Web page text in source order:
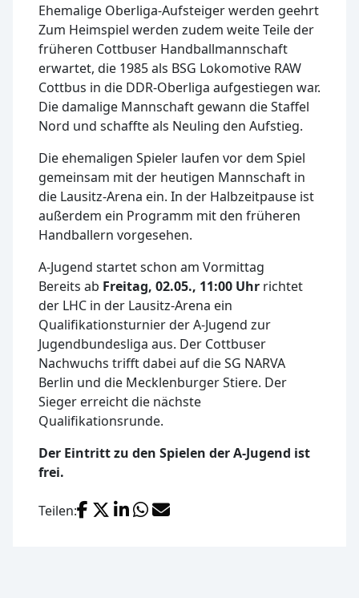
Ehemalige Oberliga-Aufsteiger werden geehrt
Zum Heimspiel werden zudem weite Teile der
früheren Cottbuser Handballmannschaft
erwartet, die 1985 als BSG Lokomotive RAW
Cottbus in die DDR-Oberliga aufgestiegen war.
Die damalige Mannschaft gewann die Staffel
Nord und schaffte als Neuling den Aufstieg.
Die ehemaligen Spieler laufen vor dem Spiel
gemeinsam mit der heutigen Mannschaft in
die Lausitz-Arena ein. In der Halbzeitpause ist
außerdem ein Programm mit den früheren
Handballern vorgesehen.
A-Jugend startet schon am Vormittag
Bereits ab Freitag, 02.05., 11:00 Uhr richtet
der LHC in der Lausitz-Arena ein
Qualifikationsturnier der A-Jugend zur
Jugendbundesliga aus. Der Cottbuser
Nachwuchs trifft dabei auf die SG NARVA
Berlin und die Mecklenburger Stiere. Der
Sieger erreicht die nächste
Qualifikationsrunde.
Der Eintritt zu den Spielen der A-Jugend ist
frei.
Teilen: Facebook
X (Twitter)
LinkedIn
WhatsApp